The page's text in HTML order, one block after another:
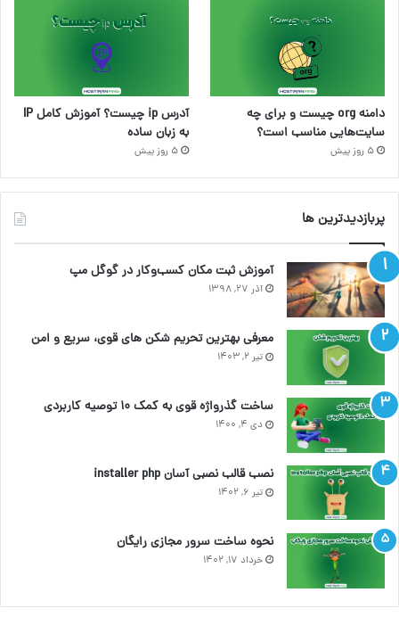
دامنه org چیست و برای چه
سایت‌هایی مناسب است؟
5 روز پیش
آدرس ip چیست؟ آموزش کامل IP
به زبان ساده
5 روز پیش
پربازدیدترین ها
آموزش ثبت مکان کسب‌وکار در گوگل مپ
آذر ۲۷, ۱۳۹۸
معرفی بهترین تحریم شکن های قوی، سریع و امن
تیر ۲, ۱۴۰۳
ساخت گذرواژه قوی به کمک ۱۰ توصیه کاربردی
دی ۴, ۱۴۰۰
نصب قالب نصبی آسان installer php
تیر ۶, ۱۴۰۲
نحوه ساخت سرور مجازی رایگان
خرداد ۱۷, ۱۴۰۲